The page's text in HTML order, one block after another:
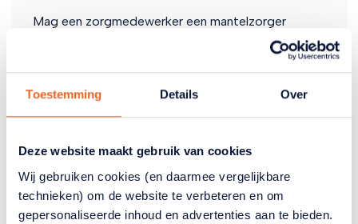
Toestemming Details Over
Deze website maakt gebruik van cookies
Wij gebruiken cookies (en daarmee vergelijkbare
technieken) om de website te verbeteren en om
gepersonaliseerde inhoud en advertenties aan te bieden.
Mag een zorgmedewerker een mantelzorger
risicovolle of voorbehouden handelingen aanleren?
03 januari 2025
Mag ik als mantelzorger injecties
en/of medicijnen geven aan een